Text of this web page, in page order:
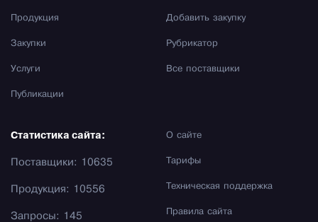
Продукция
Закупки
Услуги
Публикации
Добавить закупку
Рубрикатор
Все поставщики
О сайте
Тарифы
Техническая поддержка
Правила сайта
Статистика сайта:
Поставщики: 10635
Продукция: 10556
Запросы: 145